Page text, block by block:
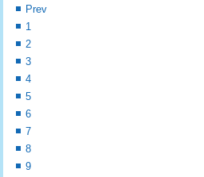
Prev
1
2
3
4
5
6
7
8
9